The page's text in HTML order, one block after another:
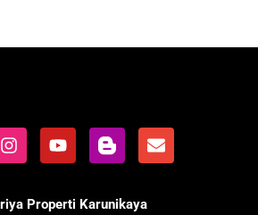
Properti Karunikaya